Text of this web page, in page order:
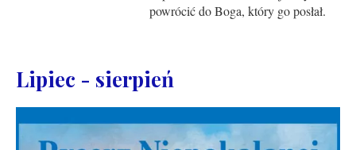
powrócić do Boga, który go posłał.
Lipiec - sierpień